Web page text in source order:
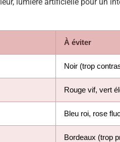
À éviter
Noir (trop
Rouge vif, vert
Bleu roi, rose
Bordeaux (trop